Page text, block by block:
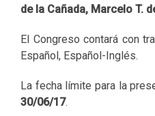
de la Cañada, Marcelo T.
El Congreso contará con
Español, Español-Inglés.
La fecha límite para la
30/06/17.